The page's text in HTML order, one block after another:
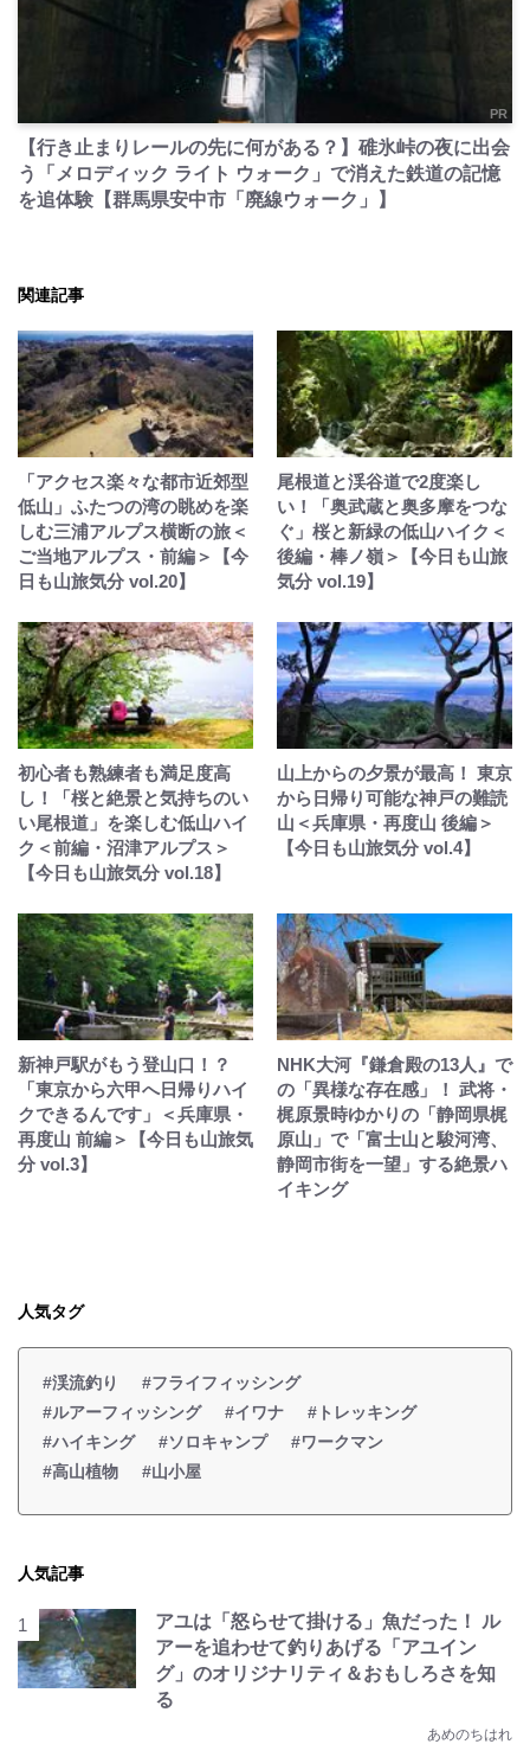
PR
【行き止まりレールの先に何がある？】碓氷峠の夜に出会
う「メロディック ライト ウォーク」で消えた鉄道の記憶
を追体験【群馬県安中市「廃線ウォーク」】
関連記事
「アクセス楽々な都市近郊型
低山」ふたつの湾の眺めを楽
しむ三浦アルプス横断の旅＜
ご当地アルプス・前編＞【今
日も山旅気分 vol.20】
尾根道と渓谷道で2度楽し
い！「奥武蔵と奥多摩をつな
ぐ」桜と新緑の低山ハイク＜
後編・棒ノ嶺＞【今日も山旅
気分 vol.19】
初心者も熟練者も満足度高
し！「桜と絶景と気持ちのい
い尾根道」を楽しむ低山ハイ
ク＜前編・沼津アルプス＞
【今日も山旅気分 vol.18】
山上からの夕景が最高！ 東京
から日帰り可能な神戸の難読
山＜兵庫県・再度山 後編＞
【今日も山旅気分 vol.4】
新神戸駅がもう登山口！？
「東京から六甲へ日帰りハイ
クできるんです」＜兵庫県・
再度山 前編＞【今日も山旅気
分 vol.3】
NHK大河『鎌倉殿の13人』で
の「異様な存在感」！ 武将・
梶原景時ゆかりの「静岡県梶
原山」で「富士山と駿河湾、
静岡市街を一望」する絶景ハ
イキング
人気タグ
#渓流釣り
#フライフィッシング
#ルアーフィッシング
#イワナ
#トレッキング
#ハイキング
#ソロキャンプ
#ワークマン
#高山植物
#山小屋
人気記事
アユは「怒らせて掛ける」魚だった！ ル
アーを追わせて釣りあげる「アユイン
グ」のオリジナリティ＆おもしろさを知
る
あめのちはれ